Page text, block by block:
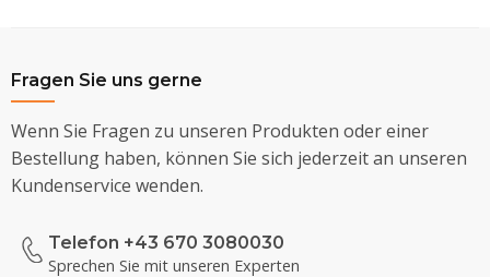
Fragen Sie uns gerne
Wenn Sie Fragen zu unseren Produkten oder einer
Bestellung haben, können Sie sich jederzeit an unseren
Kundenservice wenden.
Telefon +43 670 3080030
Sprechen Sie mit unseren Experten